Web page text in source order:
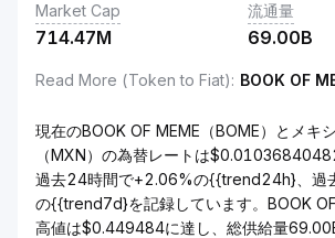
Market Cap
714.47M
流通量
69.00B
Read More (Token to Fiat): BOOK OF
現在のBOOK OF MEME（BOME）とメキ
（MXN）の為替レートは
過去24時間で+2.06%の{{trend24h}、過
の{{trend7d}を記録しています。BOOK
高値は$0.449484に達し、総供給量